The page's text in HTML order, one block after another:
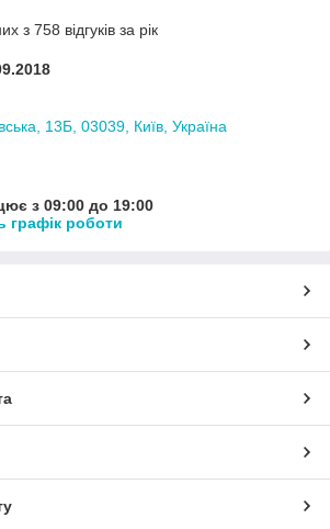
з 758 відгуків за рік
13Б, 03039, Київ, Україна
з 09:00 до 19:00
графік роботи